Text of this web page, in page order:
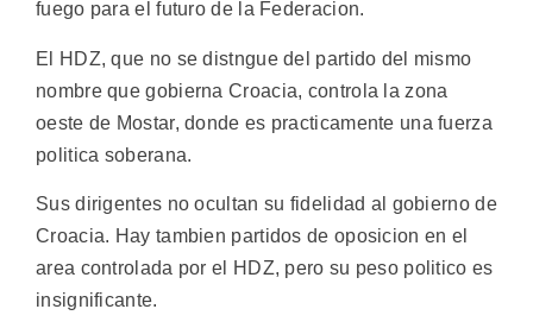
fuego para el futuro de la Federacion.
El HDZ, que no se distngue del partido del mismo
nombre que gobierna Croacia, controla la zona
oeste de Mostar, donde es practicamente una fuerza
politica soberana.
Sus dirigentes no ocultan su fidelidad al gobierno de
Croacia. Hay tambien partidos de oposicion en el
area controlada por el HDZ, pero su peso politico es
insignificante.